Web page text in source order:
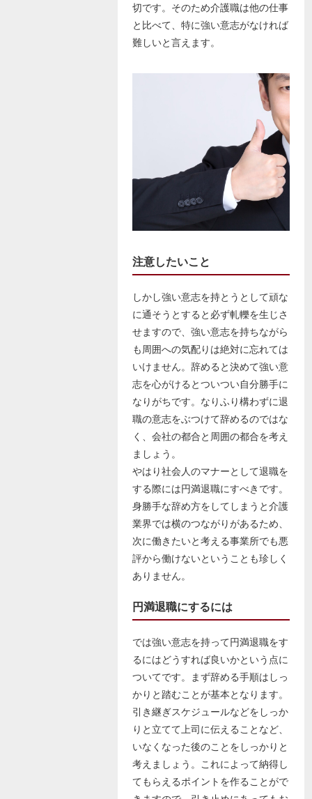
切です。そのため介護職は他の仕事
と比べて、特に強い意志がなければ
難しいと言えます。
注意したいこと
しかし強い意志を持とうとして頑な
に通そうとすると必ず軋轢を生じさ
せますので、強い意志を持ちながら
も周囲への気配りは絶対に忘れては
いけません。辞めると決めて強い意
志を心がけるとついつい自分勝手に
なりがちです。なりふり構わずに退
職の意志をぶつけて辞めるのではな
く、会社の都合と周囲の都合を考え
ましょう。
やはり社会人のマナーとして退職を
する際には円満退職にすべきです。
身勝手な辞め方をしてしまうと介護
業界では横のつながりがあるため、
次に働きたいと考える事業所でも悪
評から働けないということも珍しく
ありません。
円満退職にするには
では強い意志を持って円満退職をす
るにはどうすれば良いかという点に
ついてです。まず辞める手順はしっ
かりと踏むことが基本となります。
引き継ぎスケジュールなどをしっか
りと立てて上司に伝えることなど、
いなくなった後のことをしっかりと
考えましょう。これによって納得し
てもらえるポイントを作ることがで